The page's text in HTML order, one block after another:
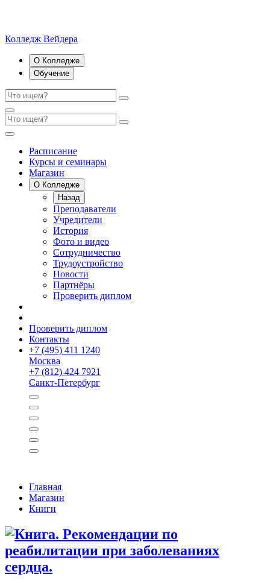
Колледж Вейдера
О Колледже
Обучение
Расписание
Курсы и семинары
Магазин
О Колледже
Назад
Преподаватели
Учредители
История
Фото и видео
Сотрудничество
Трудоустройство
Новости
Партнёры
Проверить диплом
Проверить диплом
Контакты
+7 (495) 411 1240
Москва
+7 (812) 424 7921
Санкт-Петербург
Главная
Магазин
Книги